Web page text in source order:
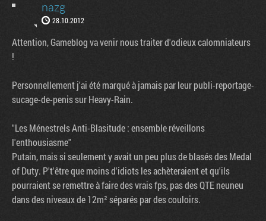
nazg
28.10.2012
Attention, Gameblog va venir nous traiter d'odieux calomniateurs
!
Personnellement j'ai été marqué à jamais par leur publi-reportage-
sucage-de-penis sur Heavy-Rain.
"Les Ménestrels Anti-Blasitude : ensemble réveillons
l'enthousiasme"
Putain, mais si seulement y avait un peu plus de blasés des Medal
of Duty. P't'être que moins d'idiots les achèteraient et qu'ils
pourraient se remettre à faire des vrais fps, pas des QTE neuneu
dans des niveaux de 12m² séparés par des couloirs.